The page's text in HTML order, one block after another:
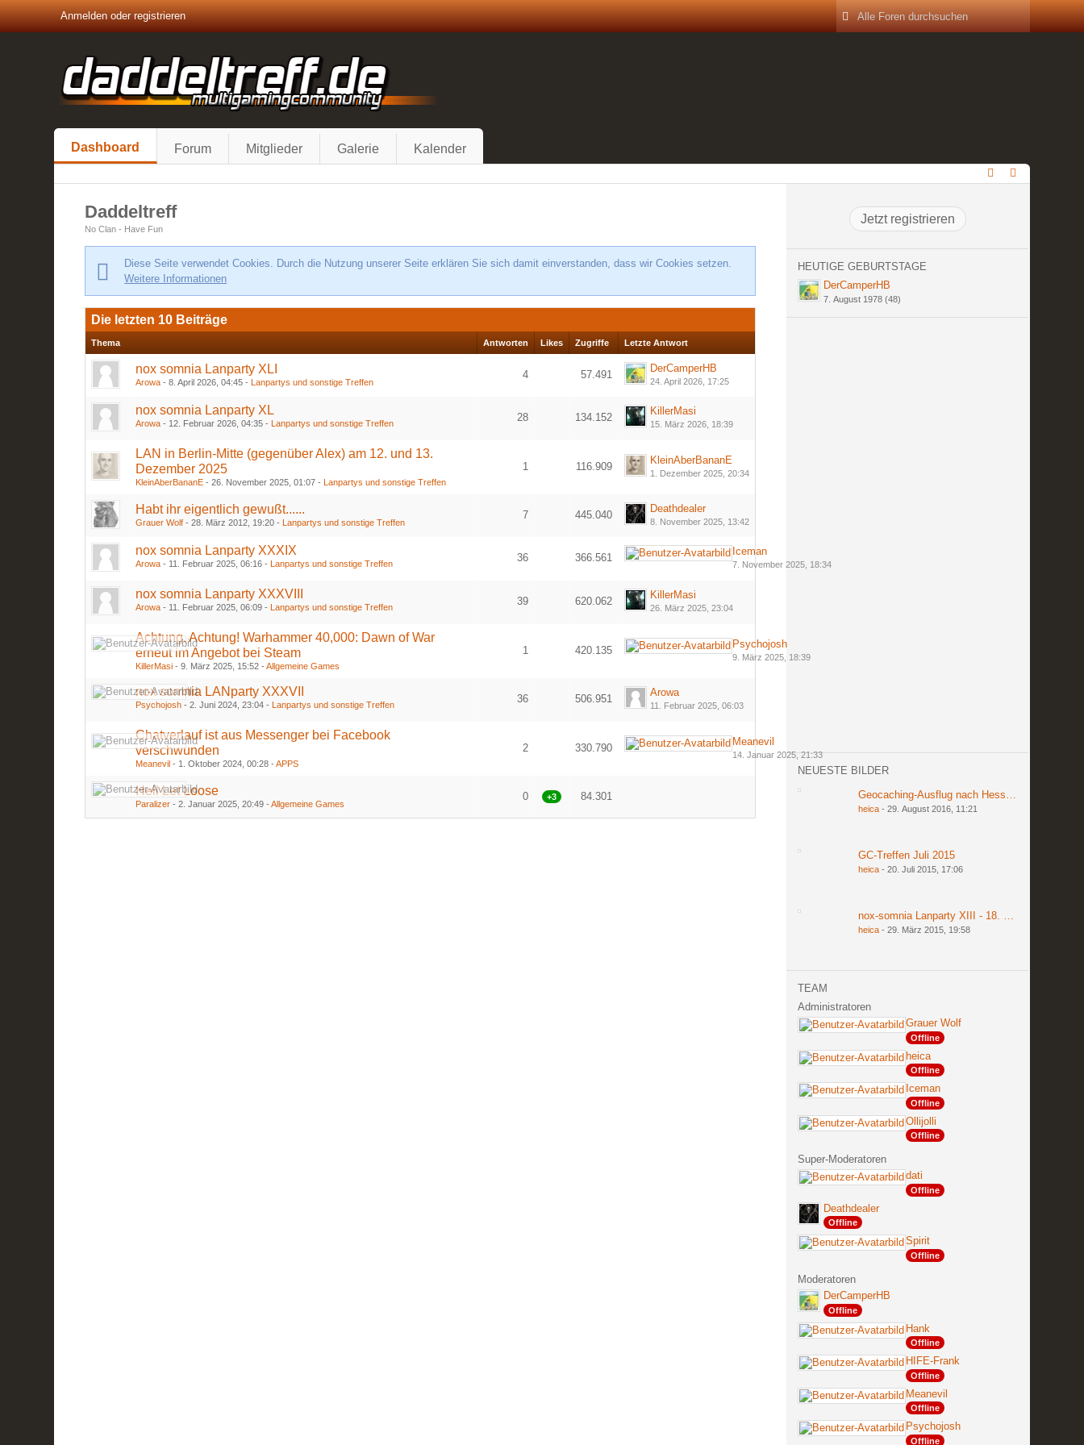
Anmelden oder registrieren
Dashboard Forum Mitglieder Galerie Kalender
Daddeltreff
No Clan - Have Fun
Diese Seite verwendet Cookies. Durch die Nutzung unserer Seite erklären Sie sich damit einverstanden, dass wir Cookies setzen.
Weitere Informationen
Die letzten 10 Beiträge
Thema Antworten Likes Zugriffe Letzte Antwort
nox somnia Lanparty XLI
Arowa -8. April 2026, 04:45 -Lanpartys und sonstige Treffen
4 57.491
DerCamperHB
24. April 2026, 17:25
nox somnia Lanparty XL
Arowa - 12. Februar 2026, 04:35 -Lanpartys und sonstige Treffen 28 134.152
KillerMasi
15. März 2026, 18:39
LAN in Berlin-Mitte (gegenüber Alex) am 12. und 13.
Dezember 2025
KleinAberBananE -26. November 2025, 01:07 -Lanpartys und sonstige Treffen
1 116.909
KleinAberBananE
1. Dezember 2025, 20:34
Habt ihr eigentlich gewußt......
Grauer Wolf -28. März 2012, 19:20 -Lanpartys und sonstige Treffen
7 445.040
Deathdealer
8. November 2025, 13:42
nox somnia Lanparty XXXIX
Arowa - 11. Februar 2025, 06:16 -Lanpartys und sonstige Treffen 36 366.561
Iceman
7. November 2025, 18:34
nox somnia Lanparty XXXVIII
Arowa - 11. Februar 2025, 06:09 -Lanpartys und sonstige Treffen 39 620.062
KillerMasi
26. März 2025, 23:04
Achtung, Achtung! Warhammer 40,000: Dawn of War
erneut im Angebot bei Steam
KillerMasi -9. März 2025, 15:52 -Allgemeine Games
1 420.135
Psychojosh
9. März 2025, 18:39
nox somnia LANparty XXXVII
Psychojosh -2. Juni 2024, 23:04 -Lanpartys und sonstige Treffen 36 506.951
Arowa
11. Februar 2025, 06:03
Chatverlauf ist aus Messenger bei Facebook
verschwunden
Meanevil - 1. Oktober 2024, 00:28 -APPS
2 330.790
Meanevil
14. Januar 2025, 21:33
Hell Let Loose
Paralizer -2. Januar 2025, 20:49 -Allgemeine Games
0 +3 84.301
Jetzt registrieren
HEUTIGE GEBURTSTAGE
DerCamperHB
7. August 1978 (48)
NEUESTE BILDER
Geocaching-Ausflug nach Hessen am 27. und
heica -29. August 2016, 11:21
GC-Treffen Juli 2015
heica -20. Juli 2015, 17:06
nox-somnia Lanparty XIII - 18. bis 20. März
heica -29. März 2015, 19:58
TEAM
Administratoren
Grauer Wolf
Offline
heica
Offline
Iceman
Offline
Ollijolli
Offline
Super-Moderatoren
dati
Offline
Deathdealer
Offline
Spirit
Offline
Moderatoren
DerCamperHB
Offline
Hank
Offline
HIFE-Frank
Offline
Meanevil
Offline
Psychojosh
Offline